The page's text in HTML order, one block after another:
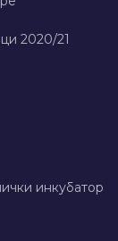
2020/21
инкубатор